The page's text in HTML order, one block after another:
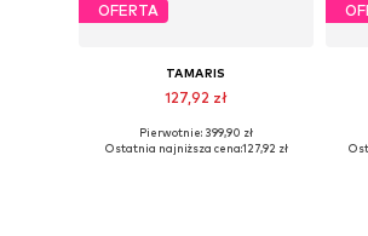
OFERTA
TAMARIS
127,92 zł
Pierwotnie: 399,90 zł
Ostatnia najniższa cena:127,92 zł